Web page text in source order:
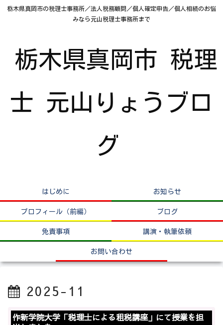
栃木県真岡市の税理士事務所／法人税務顧問／個人確定申告／個人相続のお悩
みなら元山税理士事務所まで
栃木県真岡市 税理
士 元山りょうブロ
グ
はじめに お知らせ
プロフィール（前編） ブログ
免責事項 講演・執筆依頼
お問い合わせ
2025-11
作新学院大学「税理士による租税講座」にて授業を担